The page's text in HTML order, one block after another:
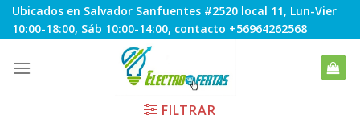
Skip
to
Ubicados en Salvador Sanfuentes #2520 local 11, Lun-Vier
10:00-18:00, Sáb 10:00-14:00, contacto +56964262568
FILTRAR